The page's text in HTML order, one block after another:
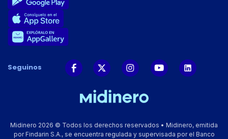
Seguinos
Midinero 2026 © Todos los derechos reservados • Midinero, emitida
por Findarin S.A., se encuentra regulada y supervisada por el Banco